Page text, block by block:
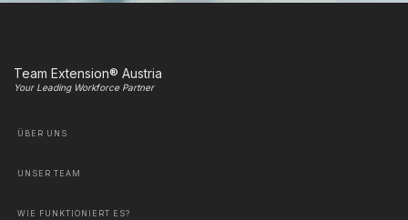
Team Extension® Austria
Your Leading Workforce Partner
ÜBER UNS
UNSER TEAM
WIE FUNKTIONIERT ES?